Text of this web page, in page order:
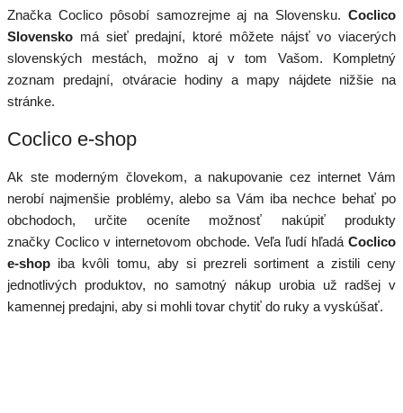
Značka Coclico pôsobí samozrejme aj na Slovensku. Coclico
Slovensko má sieť predajní, ktoré môžete nájsť vo viacerých
slovenských mestách, možno aj v tom Vašom. Kompletný
zoznam predajní, otváracie hodiny a mapy nájdete nižšie na
stránke.
Coclico e-shop
Ak ste moderným človekom, a nakupovanie cez internet Vám
nerobí najmenšie problémy, alebo sa Vám iba nechce behať po
obchodoch, určite oceníte možnosť nakúpiť produkty
značky Coclico v internetovom obchode. Veľa ľudí hľadá Coclico
e-shop iba kvôli tomu, aby si prezreli sortiment a zistili ceny
jednotlivých produktov, no samotný nákup urobia už radšej v
kamennej predajni, aby si mohli tovar chytiť do ruky a vyskúšať.